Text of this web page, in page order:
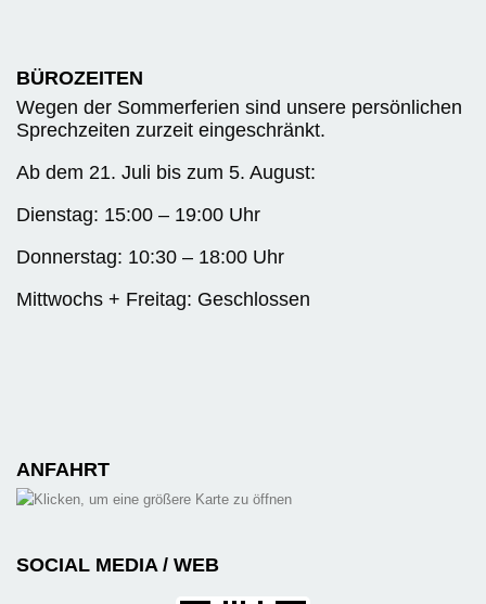
BÜROZEITEN
Wegen der Sommerferien sind unsere persönlichen
Sprechzeiten zurzeit eingeschränkt.
Ab dem 21. Juli bis zum 5. August:
Dienstag: 15:00 – 19:00 Uhr
Donnerstag: 10:30 – 18:00 Uhr
Mittwochs + Freitag: Geschlossen
ANFAHRT
SOCIAL MEDIA / WEB